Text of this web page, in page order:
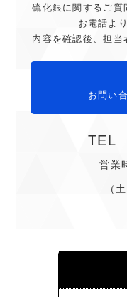
硫化銀に関するご質
お電話よ
内容を確認後、担当
お問い
営業
（